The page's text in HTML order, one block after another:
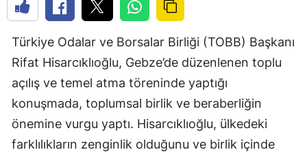
Türkiye Odalar ve Borsalar Birliği (TOBB) Başkanı
Rifat Hisarcıklıoğlu, Gebze’de düzenlenen toplu
açılış ve temel atma töreninde yaptığı
konuşmada, toplumsal birlik ve beraberliğin
önemine vurgu yaptı. Hisarcıklıoğlu, ülkedeki
farklılıkların zenginlik olduğunu ve birlik içinde